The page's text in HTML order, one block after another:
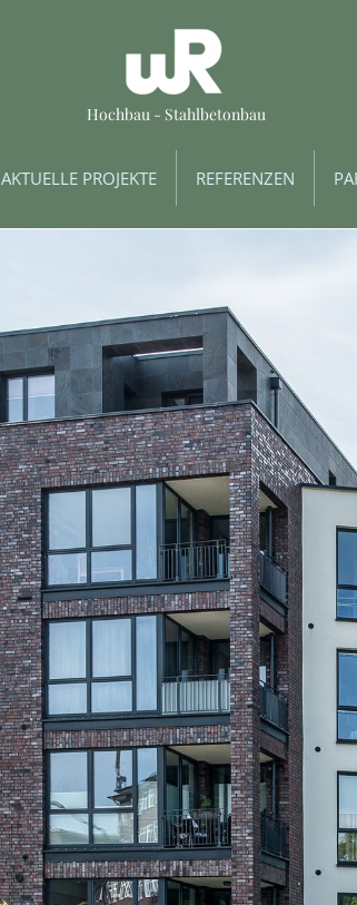
Hochbau - Stahlbetonbau
AKTUELLE PROJEKTE REFERENZEN